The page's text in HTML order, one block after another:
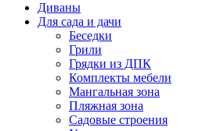
Диваны
Для сада и дачи
Беседки
Грили
Грядки из ДПК
Комплекты мебели
Мангальная зона
Пляжная зона
Садовые строения